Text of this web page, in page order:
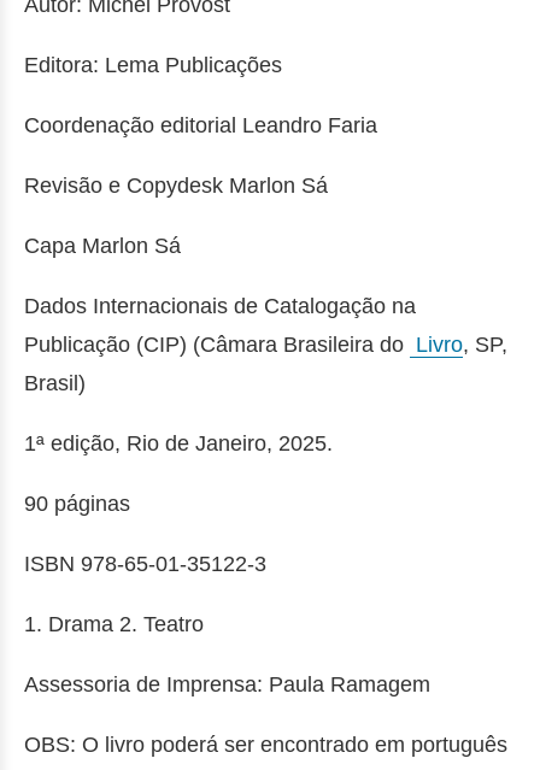
Autor: Michel Provost
Editora: Lema Publicações
Coordenação editorial Leandro Faria
Revisão e Copydesk Marlon Sá
Capa Marlon Sá
Dados Internacionais de Catalogação na
Publicação (CIP) (Câmara Brasileira do Livro, SP,
Brasil)
1ª edição, Rio de Janeiro, 2025.
90 páginas
ISBN 978-65-01-35122-3
1. Drama 2. Teatro
Assessoria de Imprensa: Paula Ramagem
OBS: O livro poderá ser encontrado em português